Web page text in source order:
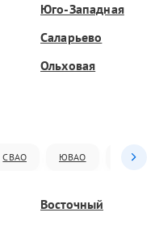
Юго-Западная
Саларьево
Ольховая
СВАО ЮВАО ЮАО
Восточный